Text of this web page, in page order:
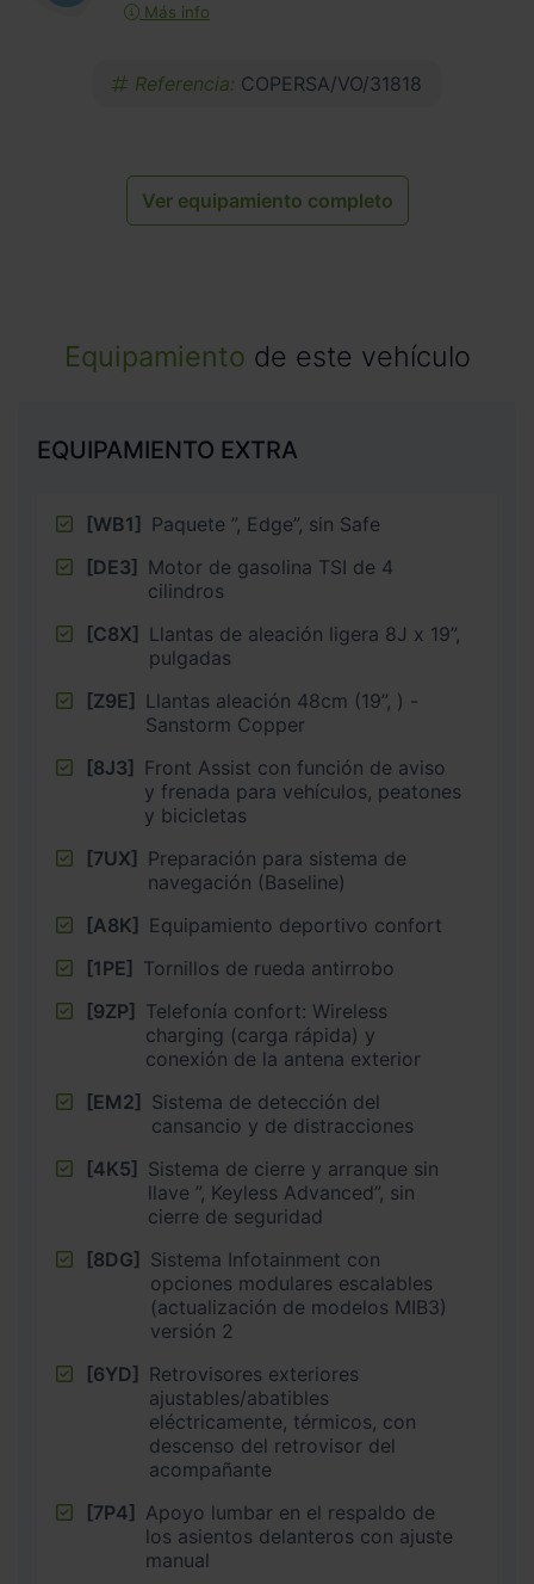
Más info
Referencia: COPERSA/VO/31818
Ver equipamiento completo
Equipamiento de este vehículo
EQUIPAMIENTO EXTRA
[WB1]
Paquete ”, Edge”, sin Safe
[DE3] Motor de gasolina TSI de 4
cilindros
[C8X] Llantas de aleación ligera 8J x 19”,
pulgadas
[Z9E] Llantas aleación 48cm (19”, ) -
Sanstorm Copper
[8J3] Front Assist con función de aviso
y frenada para vehículos, peatones
y bicicletas
[7UX] Preparación para sistema de
navegación (Baseline)
[A8K] Equipamiento deportivo confort
[1PE] Tornillos de rueda antirrobo
[9ZP] Telefonía confort: Wireless
charging (carga rápida) y
conexión de la antena exterior
[EM2] Sistema de detección del
cansancio y de distracciones
[4K5] Sistema de cierre y arranque sin
llave ”, Keyless Advanced”, sin
cierre de seguridad
[8DG] Sistema Infotainment con
opciones modulares escalables
(actualización de modelos MIB3)
versión 2
[6YD] Retrovisores exteriores
ajustables/abatibles
eléctricamente, térmicos, con
descenso del retrovisor del
acompañante
[7P4] Apoyo lumbar en el respaldo de
los asientos delanteros con ajuste
manual